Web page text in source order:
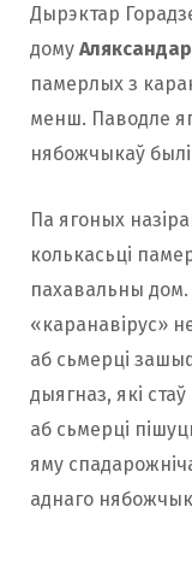
Дырэктар
дому
памерлых з
менш. Паводле
нябожчыкаў былі
Па ягоных
колькасьці
пахавальны
«каранавірус»
аб сьмерці
дыягназ, які
аб сьмерці
яму
аднаго